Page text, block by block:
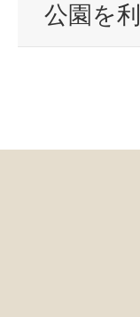
公園を